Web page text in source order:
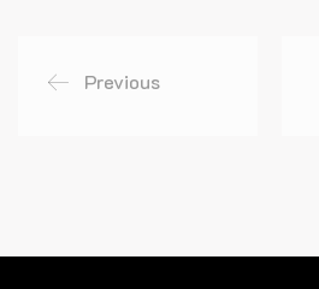
Previous